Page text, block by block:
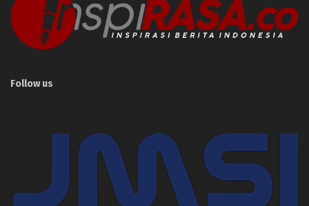
Follow us